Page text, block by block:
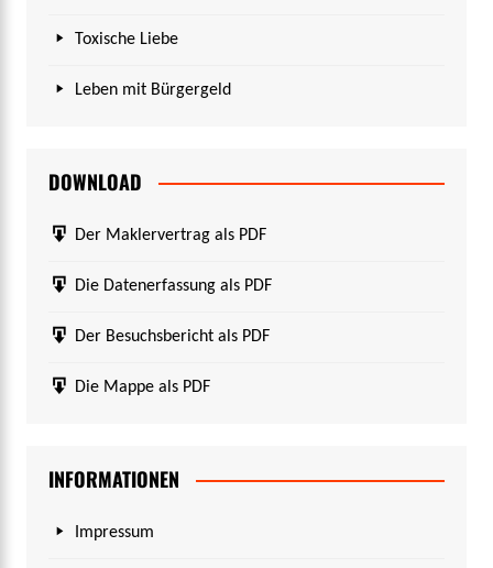
Toxische Liebe
Leben mit Bürgergeld
DOWNLOAD
Der Maklervertrag als PDF
Die Datenerfassung als PDF
Der Besuchsbericht als PDF
Die Mappe als PDF
INFORMATIONEN
Impressum